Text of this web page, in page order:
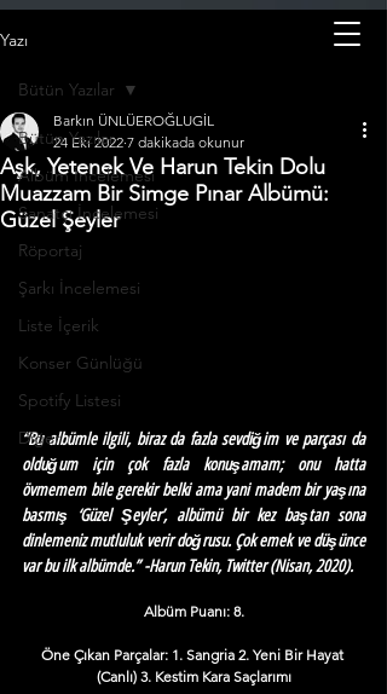
Yazı
Bütün Yazılar
Albüm İncelemesi
Sanatçı İncelemesi
Röportaj
Şarkı İncelemesi
Liste İçerik
Konser Günlüğü
Spotify Listesi
Diğer
Bütün Yazılar
Aşk, Yetenek Ve Harun Tekin Dolu
Muazzam Bir Simge Pınar Albümü:
Güzel Şeyler
Barkın ÜNLÜEROĞLUGİL
24 Eki 2022 7 dakikada okunur
“Bu albümle ilgili, biraz da fazla sevdiğim ve parçası da
olduğum için çok fazla konuşamam; onu hatta
övmemem bile gerekir belki ama yani madem bir yaşına
basmış ‘Güzel Şeyler’, albümü bir kez baştan sona
dinlemeniz mutluluk verir doğrusu. Çok emek ve düşünce
var bu ilk albümde.” -Harun Tekin, Twitter (Nisan, 2020).
Albüm Puanı: 8.
Öne Çıkan Parçalar: 1. Sangria 2. Yeni Bir Hayat
(Canlı) 3. Kestim Kara Saçlarımı